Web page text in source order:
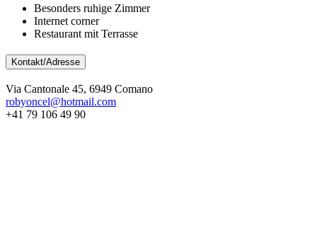
Besonders ruhige Zimmer
Internet corner
Restaurant mit Terrasse
Kontakt/Adresse
Via Cantonale 45, 6949 Comano
robyoncel@hotmail.com
+41 79 106 49 90